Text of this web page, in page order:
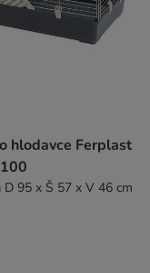
hlodavce Ferplast
D 95 x Š 57 x V 46 cm